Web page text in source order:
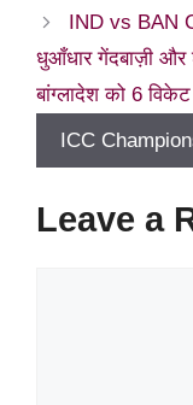
IND vs BAN
धुआँधार गेंदबाज़ी
बांग्लादेश को 6
ICC
Leave a